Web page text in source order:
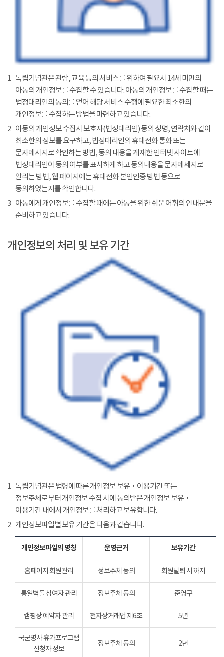
1 독립기념관은 관람, 교육 등의 서비스를 위하여 필요시 14세 미만의
아동의 개인정보를 수집할 수 있습니다. 아동의 개인정보를 수집할 때는
법정대리인의 동의를 얻어 해당 서비스 수행에 필요한 최소한의
개인정보를 수집하는 방법을 마련하고 있습니다.
2 아동의 개인정보 수집시 보호자(법정대리인) 등의 성명, 연락처와 같이
최소한의 정보를 요구하고, 법정대리인의 휴대전화 통화 또는
문자메시지로 확인하는 방법, 동의 내용을 게재한 인터넷 사이트에
법정대리인이 동의 여부를 표시하게 하고 동의내용을 문자메세지로
알리는 방법, 웹 페이지에는 휴대전화 본인인증 방법 등으로
동의하였는지를 확인합니다.
3 아동에게 개인정보를 수집할 때에는 아동을 위한 쉬운 어휘의 안내문을
준비하고 있습니다.
개인정보의 처리 및 보유 기간
1 독립기념관은 법령에 따른 개인정보 보유‧이용기간 또는
정보주체로부터 개인정보 수집 시에 동의받은 개인정보 보유‧
이용기간 내에서 개인정보를 처리하고 보유합니다.
2 개인정보파일별 보유 기간은 다음과 같습니다.
개인정보파일의 명칭 운영근거 보유기간
홈페이지 회원관리 정보주체 동의 회원탈퇴 시 까지
통일벽돌 참여자 관리 정보주체 동의 준영구
캠핑장 예약자 관리 전자상거래법 제6조 5년
국군병사 휴가프로그램
신청자 정보
정보주체 동의 2년